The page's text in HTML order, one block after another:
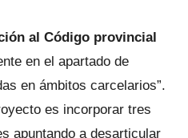
al Código provincial
en el apartado de
en ámbitos carcelarios”.
es incorporar tres
apuntando a desarticular